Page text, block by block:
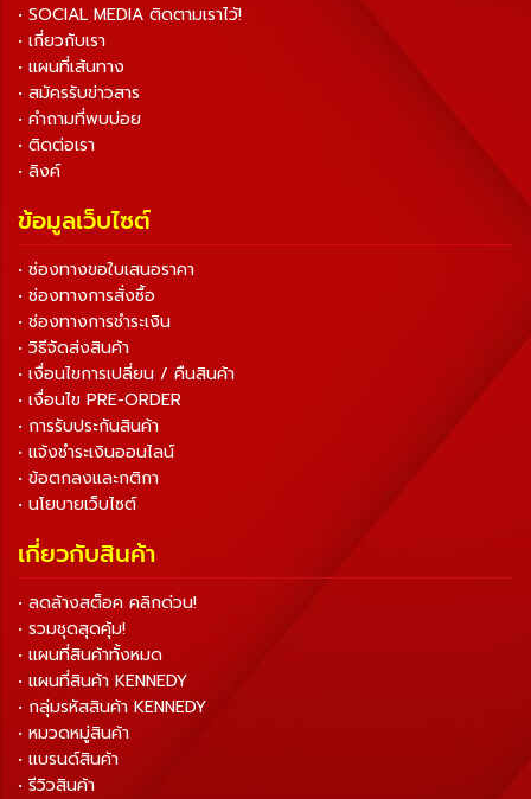
• SOCIAL MEDIA ติดตามเราไว้!
• เกี่ยวกับเรา
• แผนที่เส้นทาง
• สมัครรับข่าวสาร
• คำถามที่พบบ่อย
• ติดต่อเรา
• ลิงค์
ข้อมูลเว็บไซต์
• ช่องทางขอใบเสนอราคา
• ช่องทางการสั่งซื้อ
• ช่องทางการชำระเงิน
• วิธีจัดส่งสินค้า
• เงื่อนไขการเปลี่ยน / คืนสินค้า
• เงื่อนไข PRE-ORDER
• การรับประกันสินค้า
• แจ้งชำระเงินออนไลน์
• ข้อตกลงและกติกา
• นโยบายเว็บไซต์
เกี่ยวกับสินค้า
• ลดล้างสต็อค คลิกด่วน!
• รวมชุดสุดคุ้ม!
• แผนที่สินค้าทั้งหมด
• แผนที่สินค้า KENNEDY
• กลุ่มรหัสสินค้า KENNEDY
• หมวดหมู่สินค้า
• แบรนด์สินค้า
• รีวิวสินค้า